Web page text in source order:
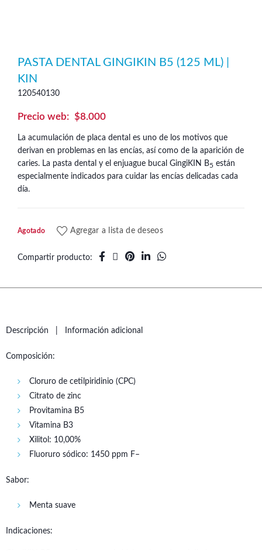
PASTA DENTAL GINGIKIN B5 (125 ML) |
KIN
120540130
$8.000
La acumulación de placa dental es uno de los motivos que
derivan en problemas en las encías, así como de la aparición de
caries. La pasta dental y el enjuague bucal GingiKIN B5 están
especialmente indicados para cuidar las encías delicadas cada
día.
Agotado Agregar a lista de deseos
Compartir producto
Descripción Información adicional
Composición:
Cloruro de cetilpiridinio (CPC)
Citrato de zinc
Provitamina B5
Vitamina B3
Xilitol: 10,00%
Fluoruro sódico: 1450 ppm F–
Sabor:
Menta suave
Indicaciones: